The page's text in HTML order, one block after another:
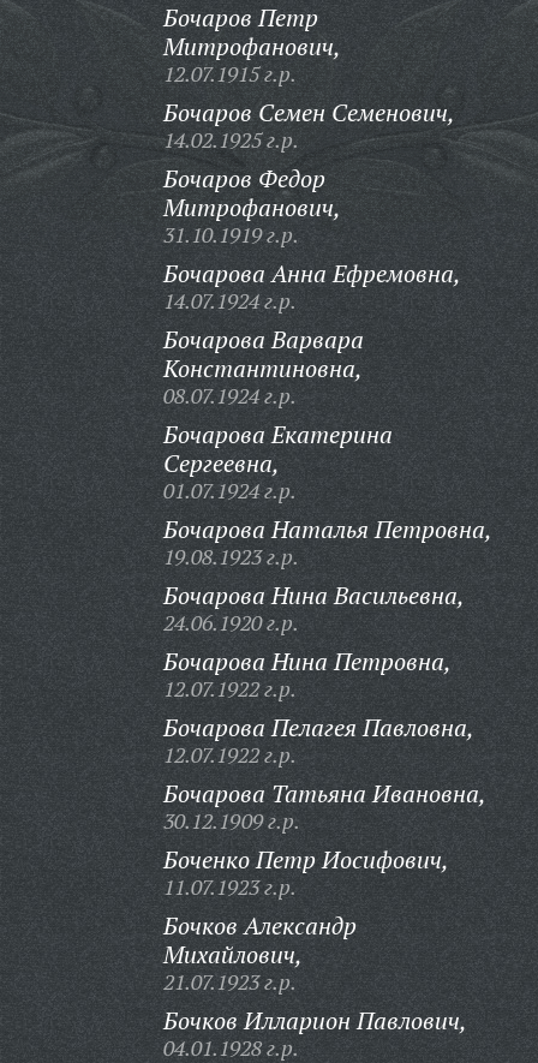
Бочаров Петр
Митрофанович,
12.07.1915 г.р.
Бочаров Семен Семенович,
14.02.1925 г.р.
Бочаров Федор
Митрофанович,
31.10.1919 г.р.
Бочарова Анна Ефремовна,
14.07.1924 г.р.
Бочарова Варвара
Константиновна,
08.07.1924 г.р.
Бочарова Екатерина
Сергеевна,
01.07.1924 г.р.
Бочарова Наталья Петровна,
19.08.1923 г.р.
Бочарова Нина Васильевна,
24.06.1920 г.р.
Бочарова Нина Петровна,
12.07.1922 г.р.
Бочарова Пелагея Павловна,
12.07.1922 г.р.
Бочарова Татьяна Ивановна,
30.12.1909 г.р.
Боченко Петр Иосифович,
11.07.1923 г.р.
Бочков Александр
Михайлович,
21.07.1923 г.р.
Бочков Илларион Павлович,
04.01.1928 г.р.